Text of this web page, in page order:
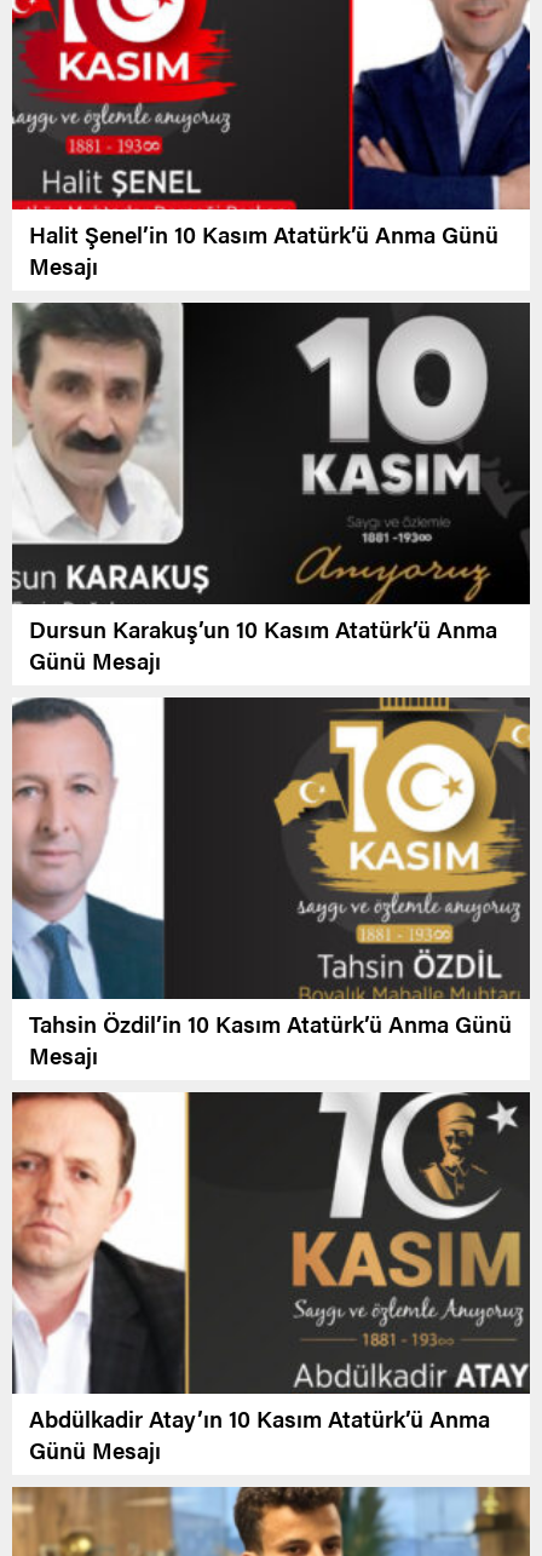
Halit Şenel’in 10 Kasım Atatürk’ü Anma Günü
Mesajı
Dursun Karakuş’un 10 Kasım Atatürk’ü Anma
Günü Mesajı
Tahsin Özdil’in 10 Kasım Atatürk’ü Anma Günü
Mesajı
Abdülkadir Atay’ın 10 Kasım Atatürk’ü Anma
Günü Mesajı